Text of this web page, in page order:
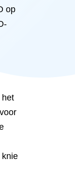
op
het
knie